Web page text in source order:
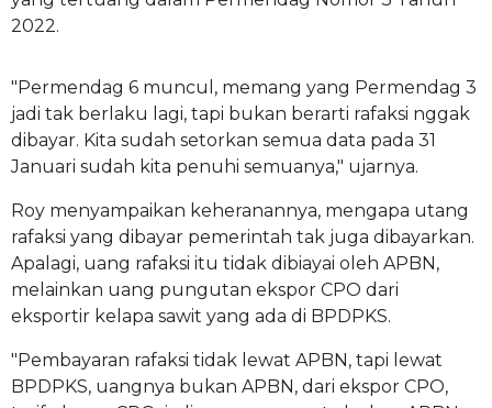
2022.
"Permendag 6 muncul, memang yang Permendag 3
jadi tak berlaku lagi, tapi bukan berarti rafaksi nggak
dibayar. Kita sudah setorkan semua data pada 31
Januari sudah kita penuhi semuanya," ujarnya.
Roy menyampaikan keheranannya, mengapa utang
rafaksi yang dibayar pemerintah tak juga dibayarkan.
Apalagi, uang rafaksi itu tidak dibiayai oleh APBN,
melainkan uang pungutan ekspor CPO dari
eksportir kelapa sawit yang ada di BPDPKS.
"Pembayaran rafaksi tidak lewat APBN, tapi lewat
BPDPKS, uangnya bukan APBN, dari ekspor CPO,